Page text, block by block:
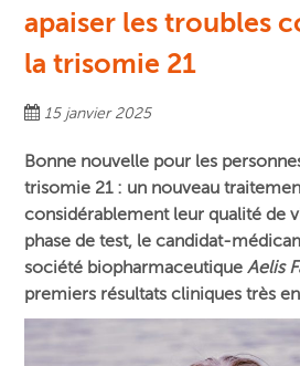
apaiser les troubles
la trisomie 21
15 janvier 2025
Bonne nouvelle pour les
trisomie 21 : un nouveau
considérablement leur qualité de
phase de test, le candidat-
société biopharmaceutiqueAelis
premiers résultats cliniques très